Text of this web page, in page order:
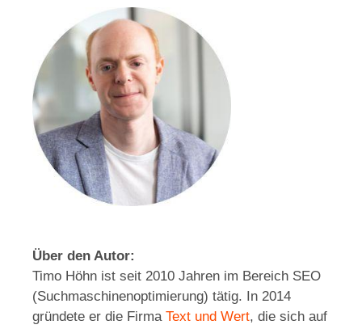
Über den Autor:
Timo Höhn ist seit 2010 Jahren im Bereich SEO
(Suchmaschinenoptimierung) tätig. In 2014
gründete er die Firma Text und Wert, die sich auf